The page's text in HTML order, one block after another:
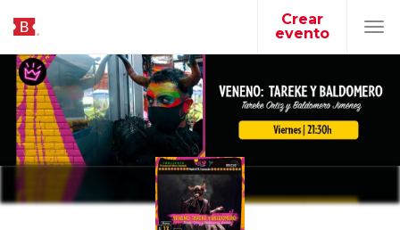
Crear
evento